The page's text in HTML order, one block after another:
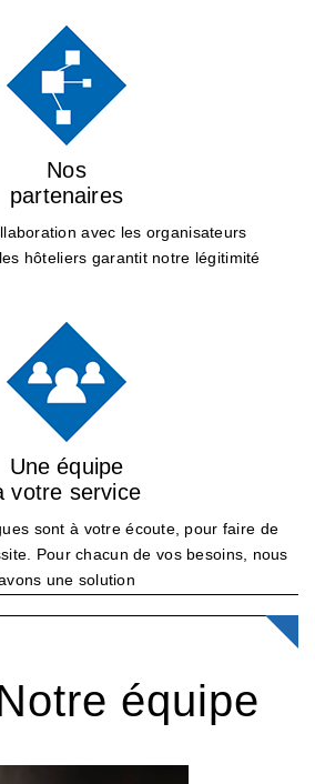
Nos
partenaires
avec les organisateurs
hôteliers garantit notre légitimité
Une équipe
votre service
sont à votre écoute, pour faire de
Pour chacun de vos besoins, nous
une solution
équipe